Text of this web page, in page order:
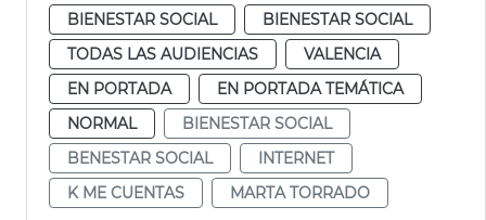
BIENESTAR SOCIAL
BIENESTAR SOCIAL
TODAS LAS AUDIENCIAS
VALENCIA
EN PORTADA
EN PORTADA TEMÁTICA
NORMAL
BIENESTAR SOCIAL
BENESTAR SOCIAL
INTERNET
K ME CUENTAS
MARTA TORRADO